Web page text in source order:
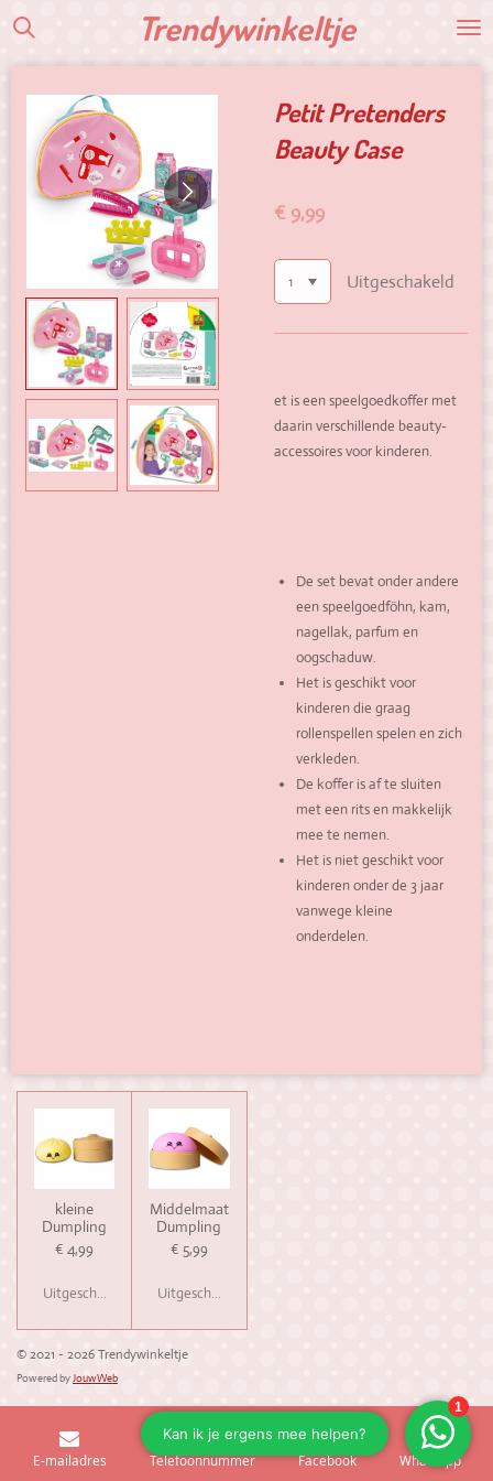
Ga
hoofdinhoud
Trendywinkeltje
Petit Pretenders
Beauty Case
€ 9,99
Uitgeschakeld
et is een speelgoedkoffer met
daarin verschillende beauty-
accessoires voor kinderen.
De set bevat onder andere
een speelgoedföhn, kam,
nagellak, parfum en
oogschaduw.
Het is geschikt voor
kinderen die graag
rollenspellen spelen en zich
verkleden.
De koffer is af te sluiten
met een rits en makkelijk
mee te nemen.
Het is niet geschikt voor
kinderen onder de 3 jaar
vanwege kleine
onderdelen.
kleine
Dumpling
€ 4,99
Uitgeschakeld
Middelmaat
Dumpling
€ 5,99
Uitgeschakeld
© 2021 - 2026 Trendywinkeltje
Powered byJouwWeb
E-mailadres Telefoonnummer Facebook WhatsApp